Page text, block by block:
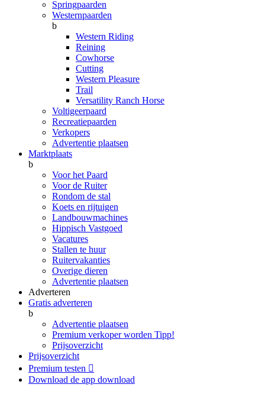
Springpaarden
Westernpaarden
b
Western Riding
Reining
Cowhorse
Cutting
Western Pleasure
Trail
Versatility Ranch Horse
Voltigeerpaard
Recreatiepaarden
Verkopers
Advertentie plaatsen
Marktplaats
b
Voor het Paard
Voor de Ruiter
Rondom de stal
Koets en rijtuigen
Landbouwmachines
Hippisch Vastgoed
Vacatures
Stallen te huur
Ruitervakanties
Overige dieren
Advertentie plaatsen
Adverteren
Gratis adverteren
b
Advertentie plaatsen
Premium verkoper worden Tipp!
Prijsoverzicht
Prijsoverzicht
Premium testen 
Download de app download